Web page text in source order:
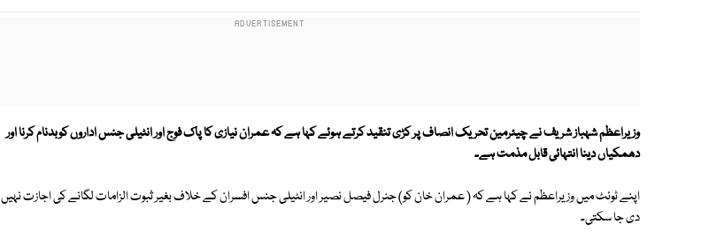
وزیراعظم شہباز شریف نے چیئرمین تحریک انصاف پر کڑی تنقید کرتے ہوئے کہا ہے کہ عمران نیازی کا پاک فوج اور انٹیلی جنس اداروں کوبدنام کرنا اور
دھمکیاں دینا انتہائی قابل مذمت ہے۔
اپنے ٹوئٹ میں وزیراعظم نے کہا ہے کہ ( عمران خان کو) جنرل فیصل نصیر اور انٹیلی جنس افسران کے خلاف بغیر ثبوت الزامات لگانے کی اجازت نہیں
دی جا سکتی۔